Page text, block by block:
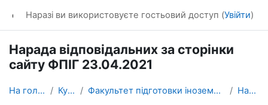
Наразі ви використовуєте гостьовий доступ (Увійти)
Нарада відповідальних за сторінки
сайту ФПІГ 23.04.2021
На головну Курси Факультет підготовки іноземних громадян Нарада